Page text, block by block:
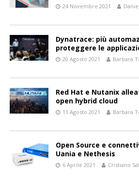
24 Novembre 2021
Dynatrace: più
proteggere le
20 Agosto 2021 Barbara
Red Hat e Nutanix
open hybrid cloud
11 Agosto 2021 Barbara
Open Source e
Uania e Nethesis
6 Aprile 2021 Cristiano